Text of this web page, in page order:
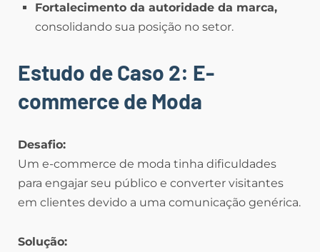
Fortalecimento da autoridade da marca,
consolidando sua posição no setor.
Estudo de Caso 2: E-
commerce de Moda
Desafio:
Um e-commerce de moda tinha dificuldades
para engajar seu público e converter visitantes
em clientes devido a uma comunicação genérica.
Solução: